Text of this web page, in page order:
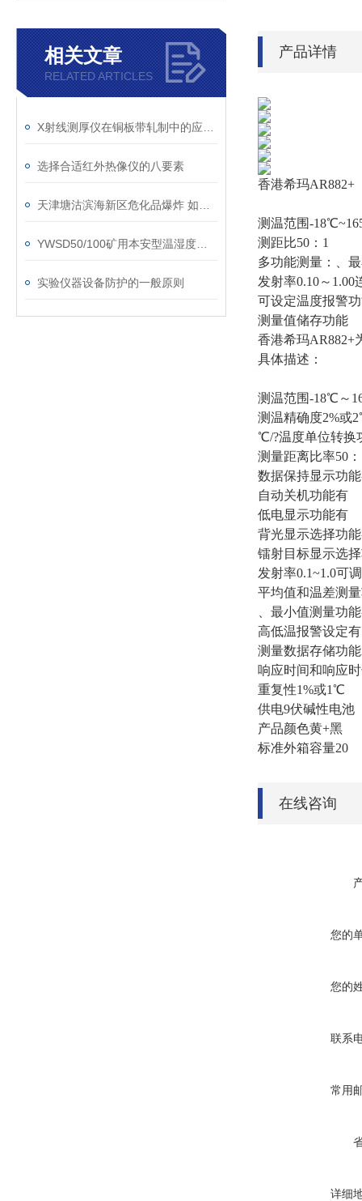
相关文章
RELATED ARTICLES
选择合适红外热像仪的八要素
实验仪器设备防护的一般原则
产品详情
香港希玛AR882+
测温范围-
测距比50：1
多功能测量：、
发射率0.10～1.00
可设定温度报警
测量值储存功能
香港希玛AR882+
具体描述：
测温范围-18℃～
测温精确度2%或
℃/?温度单位转换
测量距离比率50
数据保持显示功
自动关机功能有
低电显示功能有
背光显示选择功
镭射目标显示选
发射率0.1~1.0可调
平均值和温差测
、最小值测量功
高低温报警设定有
测量数据存储功
响应时间和响应时
重复性1%或1℃
供电9伏碱性电池
产品颜色黄+黑
标准外箱容量20
在线咨询
您的
您的
联系
常用
详细